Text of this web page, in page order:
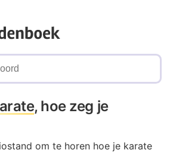
, hoe zeg je
om te horen hoe je karate